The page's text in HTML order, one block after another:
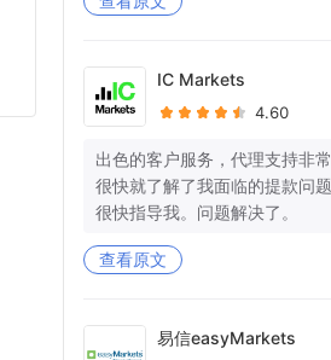
户中什么都没有处理。
你又在愚弄我，在拖延时间。
重！！
我仍在等待我的WISE账户中
额退款！你想让我向警方投诉吗
方面账户关闭，也无法访问这
IC Markets
4.60
出色的客户服务，代理支持非
很快就了解了我面临的提款问
很快指导我。问题解决了。
查看原文
易信easyMarkets